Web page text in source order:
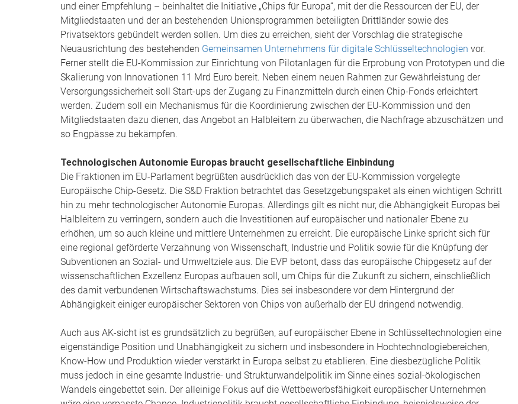
und einer Empfehlung – beinhaltet die Initiative „Chips für Europa“, mit der die Ressourcen der EU, der
Mitgliedstaaten und der an bestehenden Unionsprogrammen beteiligten Drittländer sowie des
Privatsektors gebündelt werden sollen. Um dies zu erreichen, sieht der Vorschlag die strategische
Neuausrichtung des bestehenden Gemeinsamen Unternehmens für digitale Schlüsseltechnologien vor.
Ferner stellt die EU-Kommission zur Einrichtung von Pilotanlagen für die Erprobung von Prototypen und die
Skalierung von Innovationen 11 Mrd Euro bereit. Neben einem neuen Rahmen zur Gewährleistung der
Versorgungssicherheit soll Start-ups der Zugang zu Finanzmitteln durch einen Chip-Fonds erleichtert
werden. Zudem soll ein Mechanismus für die Koordinierung zwischen der EU-Kommission und den
Mitgliedstaaten dazu dienen, das Angebot an Halbleitern zu überwachen, die Nachfrage abzuschätzen und
so Engpässe zu bekämpfen.
Technologischen Autonomie Europas braucht gesellschaftliche Einbindung
Die Fraktionen im EU-Parlament begrüßten ausdrücklich das von der EU-Kommission vorgelegte
Europäische Chip-Gesetz. Die S&D Fraktion betrachtet das Gesetzgebungspaket als einen wichtigen Schritt
hin zu mehr technologischer Autonomie Europas. Allerdings gilt es nicht nur, die Abhängigkeit Europas bei
Halbleitern zu verringern, sondern auch die Investitionen auf europäischer und nationaler Ebene zu
erhöhen, um so auch kleine und mittlere Unternehmen zu erreicht. Die europäische Linke spricht sich für
eine regional geförderte Verzahnung von Wissenschaft, Industrie und Politik sowie für die Knüpfung der
Subventionen an Sozial- und Umweltziele aus. Die EVP betont, dass das europäische Chipgesetz auf der
wissenschaftlichen Exzellenz Europas aufbauen soll, um Chips für die Zukunft zu sichern, einschließlich
des damit verbundenen Wirtschaftswachstums. Dies sei insbesondere vor dem Hintergrund der
Abhängigkeit einiger europäischer Sektoren von Chips von außerhalb der EU dringend notwendig.
Auch aus AK-sicht ist es grundsätzlich zu begrüßen, auf europäischer Ebene in Schlüsseltechnologien eine
eigenständige Position und Unabhängigkeit zu sichern und insbesondere in Hochtechnologiebereichen,
Know-How und Produktion wieder verstärkt in Europa selbst zu etablieren. Eine diesbezügliche Politik
muss jedoch in eine gesamte Industrie- und Strukturwandelpolitik im Sinne eines sozial-ökologischen
Wandels eingebettet sein. Der alleinige Fokus auf die Wettbewerbsfähigkeit europäischer Unternehmen